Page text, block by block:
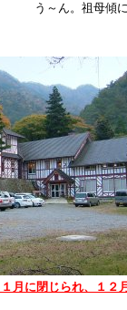
う～ん。祖母傾
月に閉じられ、１